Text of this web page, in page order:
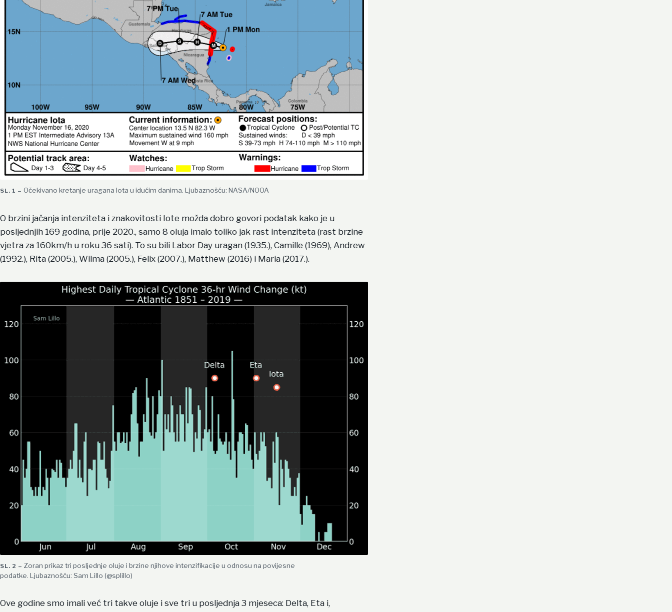
Očekivano kretanje uragana Iota u idućim danima. Ljubaznošću: NASA/NOOA
O brzini jačanja intenziteta i znakovitosti Iote možda dobro govori podatak kako je u
posljednjih 169 godina, prije 2020., samo 8 oluja imalo toliko jak rast intenziteta (rast brzine
vjetra za 160km/h u roku 36 sati). To su bili Labor Day uragan (1935.), Camille (1969), Andrew
(1992.), Rita (2005.), Wilma (2005.), Felix (2007.), Matthew (2016) i Maria (2017.).
Zoran prikaz tri posljednje oluje i brzine njihove intenzifikacije u odnosu na povijesne
podatke. Ljubaznošću: Sam Lillo (@splillo)
Ove godine smo imali već tri takve oluje i sve tri u posljednja 3 mjeseca: Delta, Eta i,